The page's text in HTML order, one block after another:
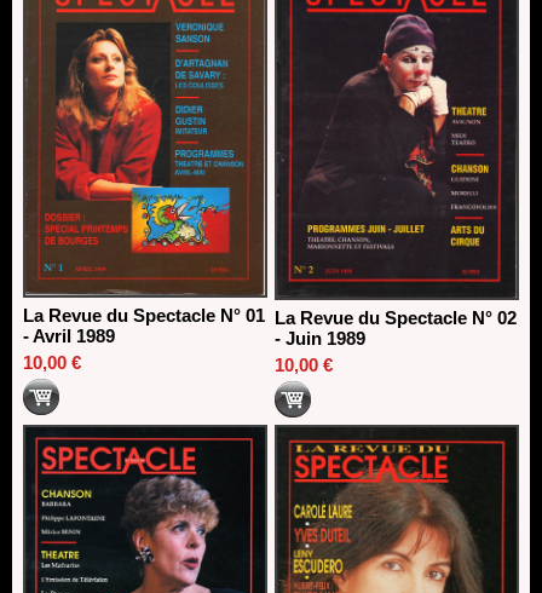
Dispositif SACD Auteurs d'espaces : les lauréats 2026
18/03/2026
La Revue du Spectacle N° 01
- Avril 1989
10,00 €
La Revue du Spectacle N° 02
- Juin 1989
10,00 €